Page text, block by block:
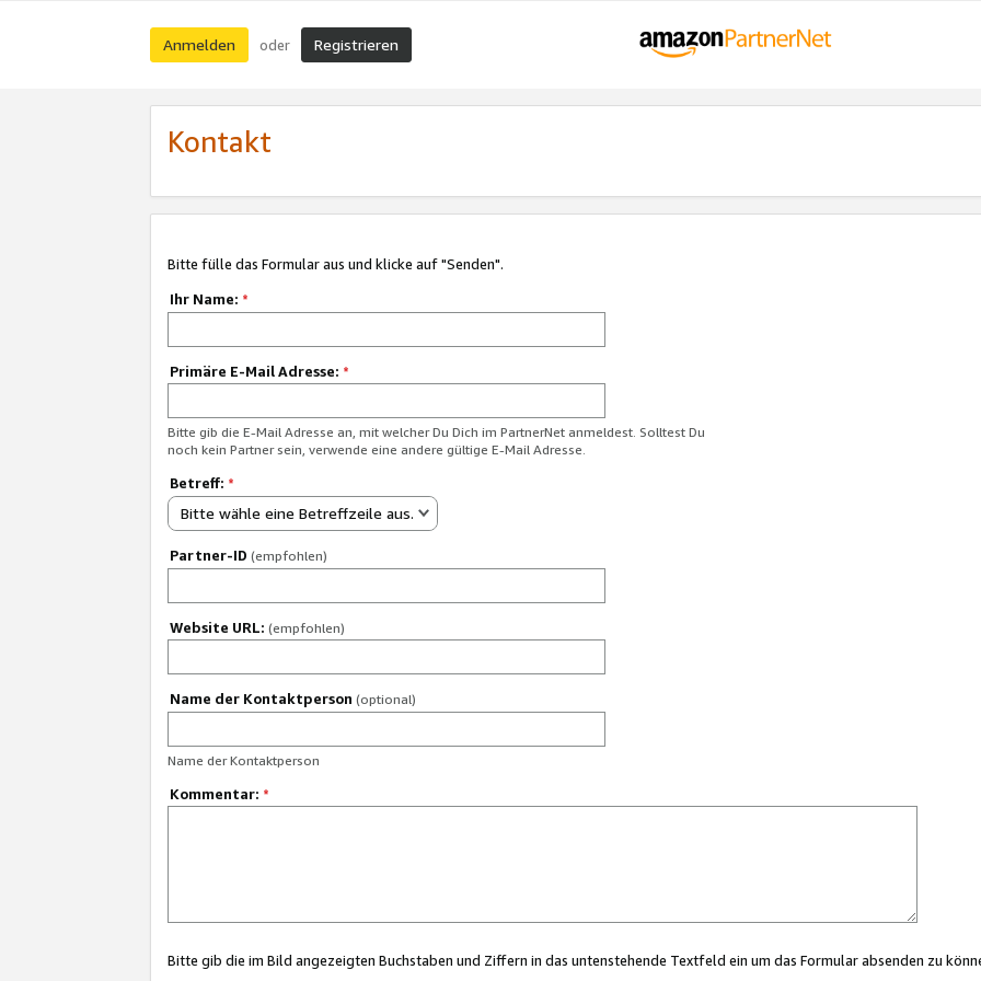
Anmelden oder Registrieren
Kontakt
Bitte fülle das Formular aus und klicke auf "Senden".
Ihr Name: *
Primäre E-Mail Adresse: *
Bitte gib die E-Mail Adresse an, mit welcher Du Dich im PartnerNet anmeldest. Solltest Du
noch kein Partner sein, verwende eine andere gültige E-Mail Adresse.
Betreff: *
Bitte wähle eine Betreffzeile aus.
Partner-ID (empfohlen)
Website URL: (empfohlen)
Name der Kontaktperson (optional)
Name der Kontaktperson
Kommentar: *
Bitte gib die im Bild angezeigten Buchstaben und Ziffern in das untenstehende Textfeld ein um das Formular absenden zu